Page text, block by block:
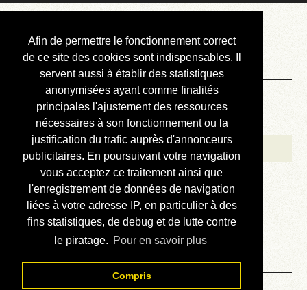
Afin de permettre le fonctionnement correct
de ce site des cookies sont indispensables. Il
servent aussi à établir des statistiques
anonymisées ayant comme finalités
principales l'ajustement des ressources
nécessaires à son fonctionnement ou la
justification du trafic auprès d'annonceurs
publicitaires. En poursuivant votre navigation
vous acceptez ce traitement ainsi que
l'enregistrement de données de navigation
liées à votre adresse IP, en particulier à des
fins statistiques, de debug et de lutte contre
le piratage. Pour en savoir plus
Compris
Courbis, « LE »
Blog Officiel
Bienvenue
Réalisations
Divers (et d’été)
Annonces
Liens externes
Téléchargement
Contact